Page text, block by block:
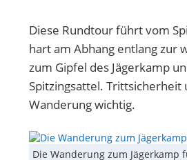
Diese Rundtour führt vom
hart am Abhang entlang zur
zum Gipfel des Jägerkamp
Spitzingsattel.
Wanderung wichtig.
Die Wanderung zum